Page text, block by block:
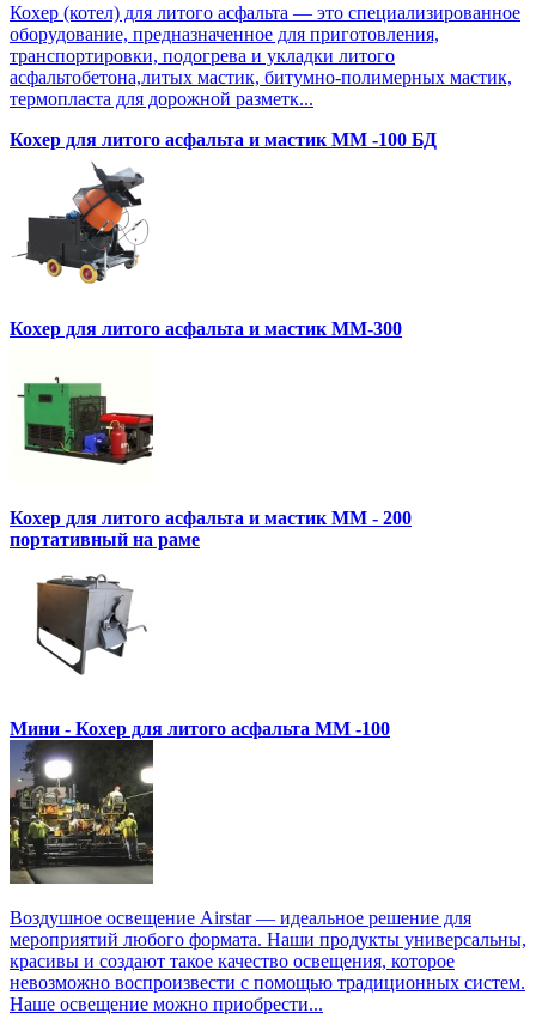
Кохер (котел) для литого асфальта — это специализированное
оборудование, предназначенное для приготовления,
транспортировки, подогрева и укладки литого
асфальтобетона,литых мастик, битумно-полимерных мастик,
термопласта для дорожной разметк...
Кохер для литого асфальта и мастик MM -100 БД
Кохер для литого асфальта и мастик MM-300
Кохер для литого асфальта и мастик MM - 200
портативный на раме
Мини - Кохер для литого асфальта MM -100
Воздушное освещение Airstar — идеальное решение для
мероприятий любого формата. Наши продукты универсальны,
красивы и создают такое качество освещения, которое
невозможно воспроизвести с помощью традиционных систем.
Наше освещение можно приобрести...